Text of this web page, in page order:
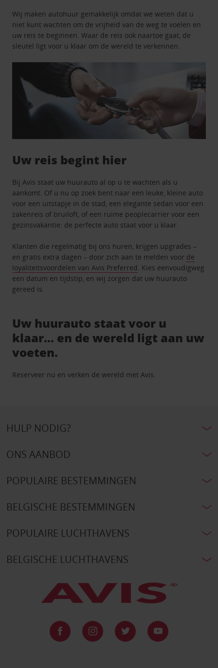
Wij maken autohuur gemakkelijk omdat we weten dat u
niet kunt wachten om de vrijheid van de weg te voelen en
uw reis te beginnen. Waar de reis ook naartoe gaat, de
sleutel ligt voor u klaar om de wereld te verkennen.
Uw reis begint hier
Bij Avis staat uw huurauto al op u te wachten als u
aankomt. Of u nu op zoek bent naar een leuke, kleine auto
voor een uitstapje in de stad, een elegante sedan voor een
zakenreis of bruiloft, of een ruime peoplecarrier voor een
gezinsvakantie: de perfecte auto staat voor u klaar.
Klanten die regelmatig bij ons huren, krijgen upgrades –
en gratis extra dagen – door zich aan te melden voor de
loyaliteitsvoordelen van Avis Preferred. Kies eenvoudigweg
een datum en tijdstip, en wij zorgen dat uw huurauto
gereed is.
Uw huurauto staat voor u
klaar… en de wereld ligt aan uw
voeten.
Reserveer nu en verken de wereld met Avis.
HULP NODIG?
ONS AANBOD
POPULAIRE BESTEMMINGEN
BELGISCHE BESTEMMINGEN
POPULAIRE LUCHTHAVENS
BELGISCHE LUCHTHAVENS